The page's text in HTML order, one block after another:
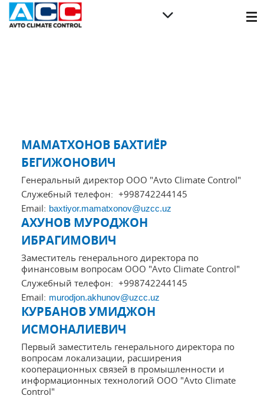
МАМАТХОНОВ БАХТИЁР
БЕГИЖОНОВИЧ
Генеральный директор ООО "Avto Climate Control"
Служебный телефон: +998742244145
Email: baxtiyor.mamatxonov@uzcc.uz
АХУНОВ МУРОДЖОН
ИБРАГИМОВИЧ
Заместитель генерального директора по
финансовым вопросам ООО "Avto Climate Control"
Служебный телефон: +998742244145
Email: murodjon.akhunov@uzcc.uz
КУРБАНОВ УМИДЖОН
ИСМОНАЛИЕВИЧ
Первый заместитель генерального директора по
вопросам локализации, расширения
кооперационных связей в промышленности и
информационных технологий ООО "Avto Climate
Control"